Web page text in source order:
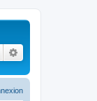
Rechercher